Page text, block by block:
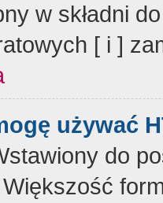
w składni
[ i ]
używać
do